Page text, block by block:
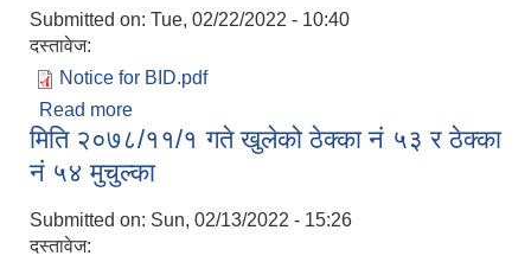
Submitted on: Tue, 02/22/2022 - 10:40
दस्तावेज:
Notice for BID.pdf
Read more
मिति २०७८/११/१ गते खुलेको ठेक्का नं ५३ र ठेक्का
नं ५४ मुचुल्का
Submitted on: Sun, 02/13/2022 - 15:26
दस्तावेज: